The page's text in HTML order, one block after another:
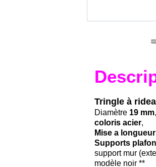
Tringle à
Diamètre 19 mm,
coloris acier,
Mise a longueur
Supports
support mur
modèle noir **